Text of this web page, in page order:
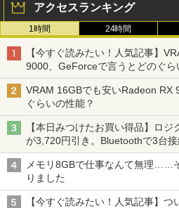
アクセスランキング
1時間 24時間
【今すぐ読みたい！人気記事】
9000、GeForceで言うとどのぐ
VRAM 16GBでも安いRadeon RX
ぐらいの性能？
【本日みつけたお買い得品】ロ
が3,720円引き。Bluetoothで3台
メモリ8GBで仕事なんて無理……
りました
【今すぐ読みたい！人気記事】